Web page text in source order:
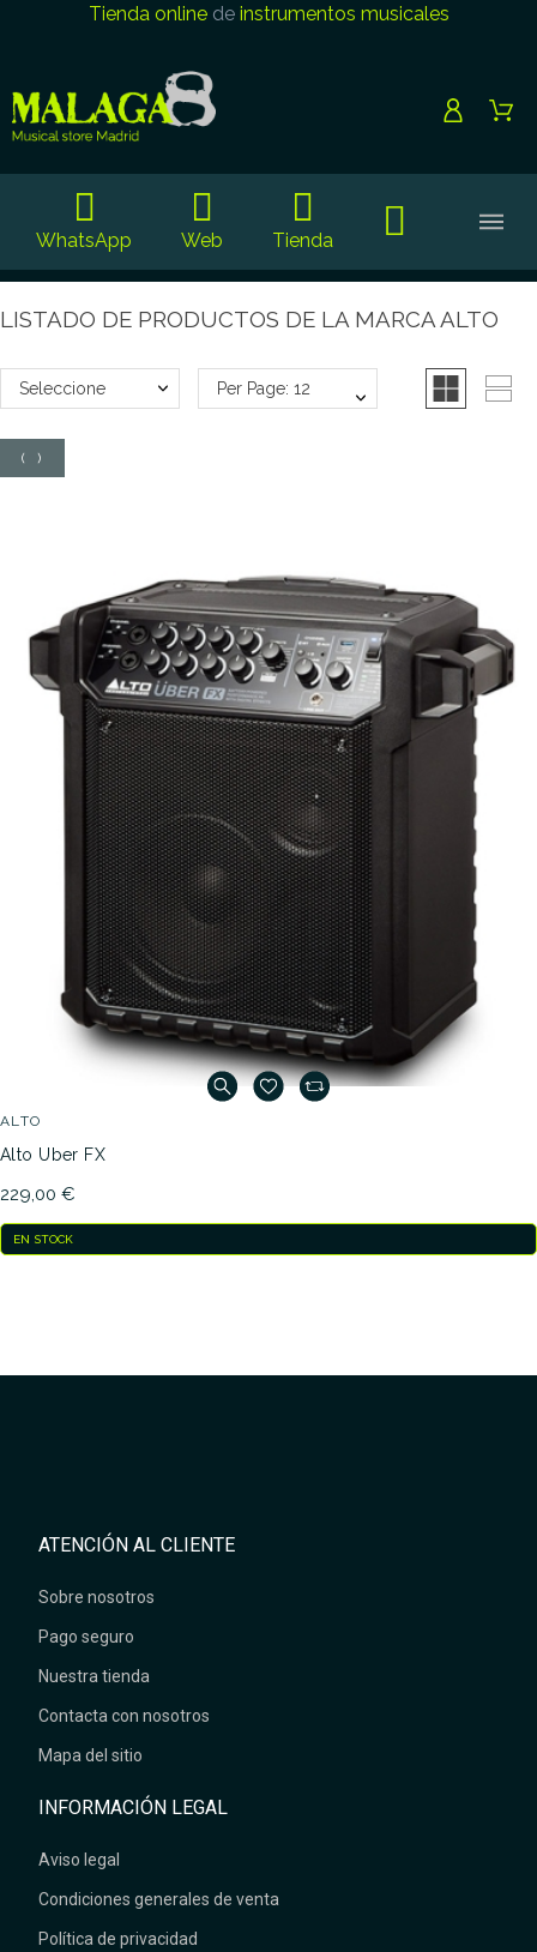
Tienda onlinede instrumentos musicales
WhatsApp Web Tienda
LISTADO DE PRODUCTOS DE LA MARCA ALTO
Seleccione
( )
Per Page: 12
ALTO
Alto Uber FX
229,00 €
EN STOCK
ATENCIÓN AL CLIENTE
Sobre nosotros
Pago seguro
Nuestra tienda
Contacta con nosotros
Mapa del sitio
INFORMACIÓN LEGAL
Aviso legal
Condiciones generales de venta
Política de privacidad